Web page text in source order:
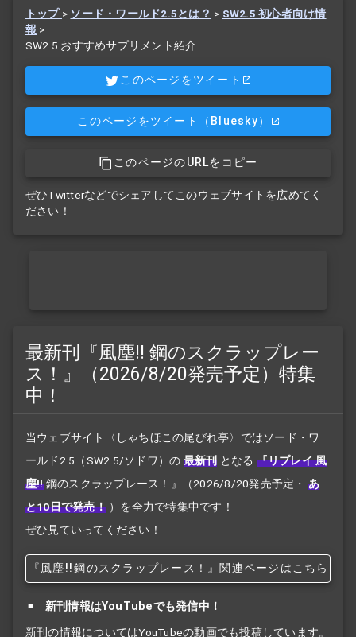
トップ > ソード・ワールド2.5とは？ > SW2.5 初心者向け情
報 >
SW2.5 おすすめサプリメント紹介
このページをツイート
このページをツイート （Bluesky）
このページのURLをコピー
ぜひTwitterなどでシェアしてこのウェブサイトを広めてく
ださい！
最新刊『風塵!! 鋼のスクラップレー
ス！』（2026/8/20発売予定）特集
中！
当ウェブサイト〈しゃちほこの尾びれ亭〉ではソード・ワ
ールド2.5（SW2.5/ソドワ）の 最新刊 となる 『リプレイ 風
塵!! 鋼のスクラップレース！』 （2026/8/20発売予定・ あ
と10日で発売！ ）を全力で特集中です！
ぜひ見ていってください！
『風塵!! 鋼のスクラップレース！』関連ページはこちら
新刊情報はYouTubeでも発信中！
新刊の情報についてはYouTubeの動画でも投稿しています。